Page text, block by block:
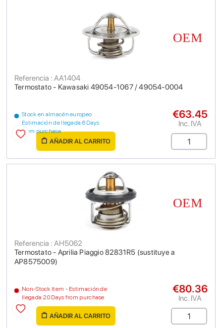
Termostato - Kawasaki 49054-1067 / 49054-0004
Referencia : AA1404
Stock en almacén europeo
Estimación de llegada 6 Days
from purchase
€63.45
Inc. IVA
AÑADIR AL CARRITO
Termostato - Aprilia Piaggio 82831R5 (sustituye a
AP8575009)
Referencia : AH5062
Non-Stock Item - Estimación de
llegada 20 Days from purchase
€80.36
Inc. IVA
AÑADIR AL CARRITO